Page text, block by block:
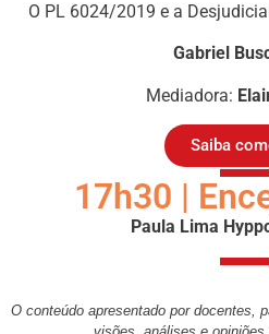
O PL 6024/2019 e a
Gabriel
Mediadora:
Saiba
17h30 |
Paula Lima
O conteúdo apresentado por docentes,